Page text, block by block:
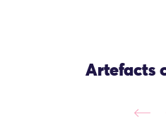
Artefacts